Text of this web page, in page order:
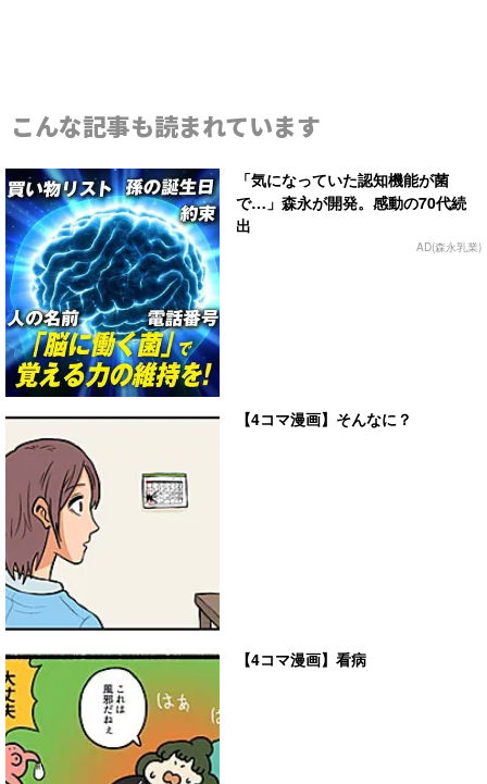
こんな記事も読まれています
「気になっていた認知機能が菌
で…」森永が開発。感動の70代続
出
AD(森永乳業)
【4コマ漫画】そんなに？
【4コマ漫画】看病